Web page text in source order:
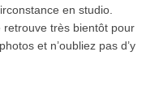
en studio.
retrouve très bientôt pour
et n’oubliez pas d’y